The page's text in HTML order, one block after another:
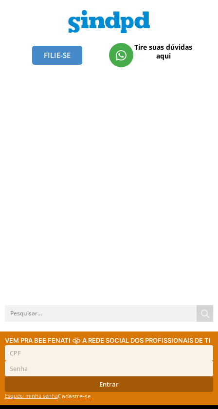
FILIE-SE
Tire suas dúvidas
aqui
VEM PRA BEE FENATI A REDE SOCIAL DOS PROFISSIONAIS DE TI
Entrar
Esqueci minha senhaCadastre-se